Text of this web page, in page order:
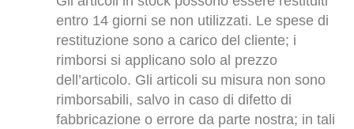
entro 14 giorni se non utilizzati. Le spese di
restituzione sono a carico del cliente; i
rimborsi si applicano solo al prezzo
dell’articolo. Gli articoli su misura non sono
rimborsabili, salvo in caso di difetto di
fabbricazione o errore da parte nostra; in tali